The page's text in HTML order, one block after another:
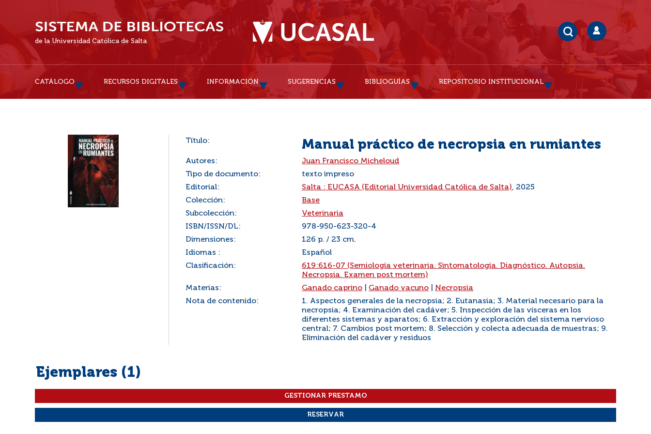
de la Universidad Católica de Salta
CATÁLOGO RECURSOS DIGITALES INFORMACIÓN SUGERENCIAS BIBLIOGUÍAS REPOSITORIO INSTITUCIONAL
Título: Manual práctico de necropsia en rumiantes
Autores:
Juan Francisco Micheloud
Tipo de documento:
texto impreso
Editorial:
Salta : EUCASA (Editorial Universidad Católica de Salta), 2025
Colección:
Base
Subcolección:
Veterinaria
ISBN/ISSN/DL:
978-950-623-320-4
Dimensiones:
126 p. / 23 cm.
Idiomas :
Español
Clasificación:
619:616-07 (Semiología veterinaria. Sintomatología. Diagnóstico. Autopsia.
Necropsia. Examen post mortem)
Materias:
Ganado caprino Ganado vacuno
Necropsia
Nota de contenido:
1. Aspectos generales de la necropsia; 2. Eutanasia; 3. Material necesario para la
necropsia; 4. Examinación del cadáver; 5. Inspección de las vísceras en los
diferentes sistemas y aparatos; 6. Extracción y exploración del sistema nervioso
central; 7. Cambios post mortem; 8. Selección y colecta adecuada de muestras; 9.
Eliminación del cadáver y residuos
Ejemplares (1)